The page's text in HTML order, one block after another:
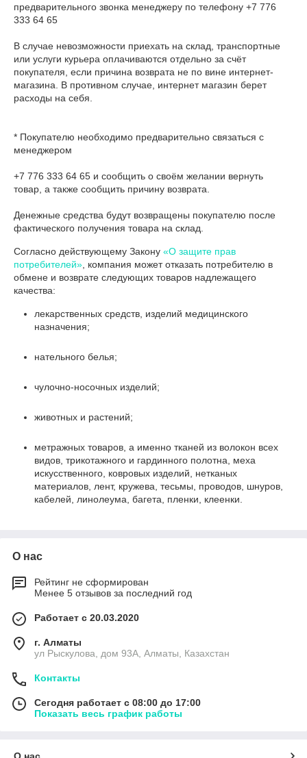
предварительного звонка менеджеру по телефону +7 776
333 64 65
В случае невозможности приехать на склад, транспортные
или услуги курьера оплачиваются отдельно за счёт
покупателя, если причина возврата не по вине интернет-
магазина. В противном случае, интернет магазин берет
расходы на себя.
* Покупателю необходимо предварительно связаться с
менеджером
+7 776 333 64 65 и сообщить о своём желании вернуть
товар, а также сообщить причину возврата.
Денежные средства будут возвращены покупателю после
фактического получения товара на склад.
Согласно действующему Закону «О защите прав
потребителей» , компания может отказать потребителю в
обмене и возврате следующих товаров надлежащего
качества:
лекарственных средств, изделий медицинского
назначения;
нательного белья;
чулочно-носочных изделий;
животных и растений;
метражных товаров, а именно тканей из волокон всех
видов, трикотажного и гардинного полотна, меха
искусственного, ковровых изделий, нетканых
материалов, лент, кружева, тесьмы, проводов, шнуров,
кабелей, линолеума, багета, пленки, клеенки.
О нас
Рейтинг не сформирован
Менее 5 отзывов за последний год
Работает с 20.03.2020
г. Алматы
ул Рыскулова, дом 93А, Алматы, Казахстан
Контакты
Сегодня работает с 08:00 до 17:00
Показать весь график работы